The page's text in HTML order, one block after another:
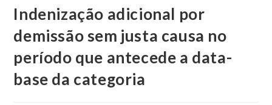
Indenização adicional por
demissão sem justa causa no
período que antecede a data-
base da categoria